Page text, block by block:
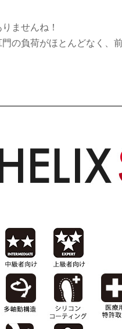
ませんね！
の負荷がほとんどなく、